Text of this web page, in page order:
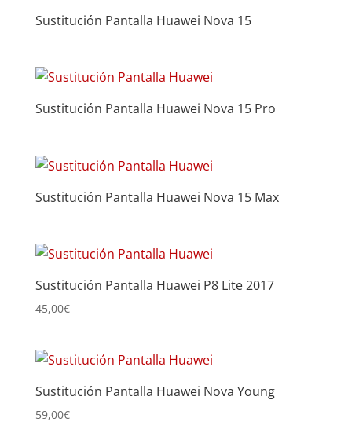
Sustitución Pantalla Huawei Nova 15
Sustitución Pantalla Huawei Nova 15 Pro
Sustitución Pantalla Huawei Nova 15 Max
Sustitución Pantalla Huawei P8 Lite 2017
45,00€
Sustitución Pantalla Huawei Nova Young
59,00€